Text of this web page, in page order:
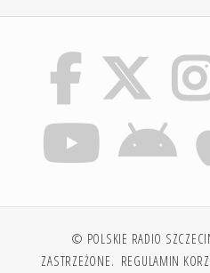
© POLSKIE RADIO
ZASTRZEŻONE. REGULAMIN